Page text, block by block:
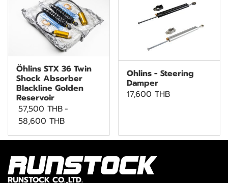
Öhlins STX 36 Twin
Shock Absorber
Blackline Golden
Reservoir
57,500 THB-
58,600 THB
Ohlins - Steering
Damper
17,600 THB
RUNSTOCK CO.,LTD.